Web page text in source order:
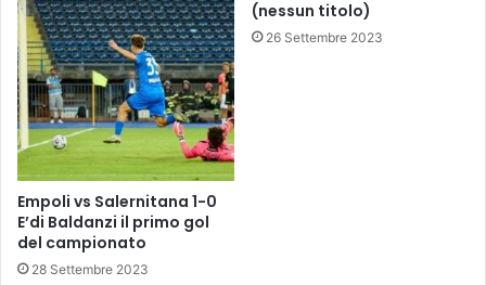
C
A
6
M
A
R
Z
O
i
e
d
i
m
e
n
t
i
c
a
Empoli vs Salernitana 1-0
E’di Baldanzi il primo gol
del campionato
28 Settembre 2023
(nessun titolo)
26 Settembre 2023